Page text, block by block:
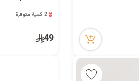
2 كمية متوفرة
9 مشاهدة مؤخراً
49